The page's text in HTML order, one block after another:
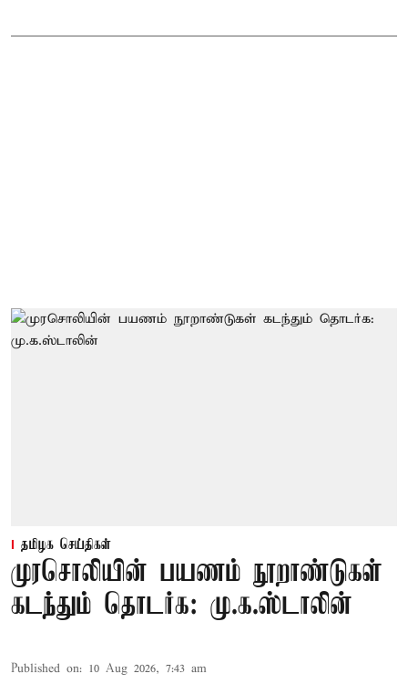
தமிழக செய்திகள்
முரசொலியின் பயணம் நூறாண்டுகள்
கடந்தும் தொடர்க: மு.க.ஸ்டாலின்
Published on: 10 Aug 2026, 7:43 am